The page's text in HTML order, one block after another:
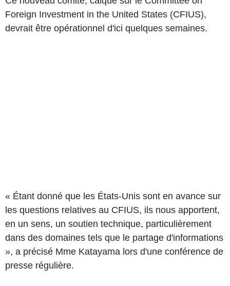
Foreign Investment in the United States (CFIUS),
devrait être opérationnel d'ici quelques semaines.
« Étant donné que les États-Unis sont en avance sur
les questions relatives au CFIUS, ils nous apportent,
en un sens, un soutien technique, particulièrement
dans des domaines tels que le partage d'informations
», a précisé Mme Katayama lors d'une conférence de
presse régulière.